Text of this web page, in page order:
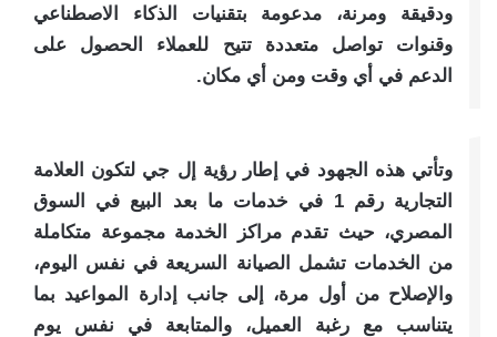
ودقيقة ومرنة، مدعومة بتقنيات الذكاء الاصطناعي
وقنوات تواصل متعددة تتيح للعملاء الحصول على
الدعم في أي وقت ومن أي مكان.
وتأتي هذه الجهود في إطار رؤية إل جي لتكون العلامة
التجارية رقم 1 في خدمات ما بعد البيع في السوق
المصري، حيث تقدم مراكز الخدمة مجموعة متكاملة
من الخدمات تشمل الصيانة السريعة في نفس اليوم،
والإصلاح من أول مرة، إلى جانب إدارة المواعيد بما
يتناسب مع رغبة العميل، والمتابعة في نفس يوم